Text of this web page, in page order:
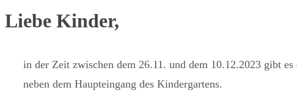
Liebe Kinder,
in der Zeit zwischen dem 26.11. und dem 10.12.2023 gibt
neben dem Haupteingang des Kindergartens.